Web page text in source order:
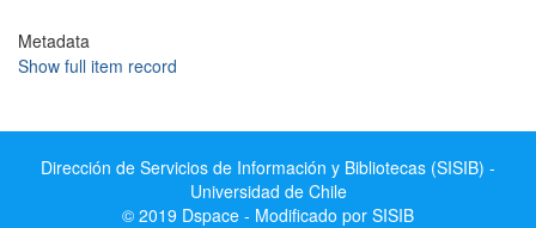
Metadata
Show full item record
Dirección de Servicios de Información y Bibliotecas (SISIB) -
Universidad de Chile
© 2019 Dspace - Modificado por SISIB